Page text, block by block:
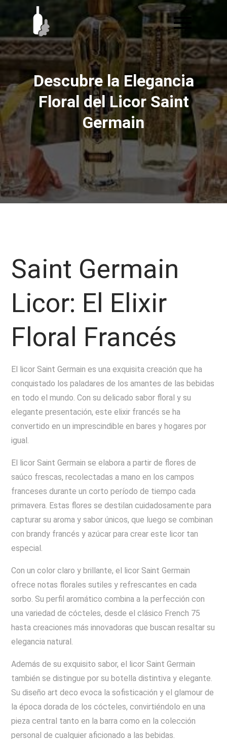
al
contenido
Descubre la Elegancia
Floral del Licor Saint
Germain
Saint Germain
Licor: El Elixir
Floral Francés
El licor Saint Germain es una exquisita creación que ha
conquistado los paladares de los amantes de las bebidas
en todo el mundo. Con su delicado sabor floral y su
elegante presentación, este elixir francés se ha
convertido en un imprescindible en bares y hogares por
igual.
El licor Saint Germain se elabora a partir de flores de
saúco frescas, recolectadas a mano en los campos
franceses durante un corto período de tiempo cada
primavera. Estas flores se destilan cuidadosamente para
capturar su aroma y sabor únicos, que luego se combinan
con brandy francés y azúcar para crear este licor tan
especial.
Con un color claro y brillante, el licor Saint Germain
ofrece notas florales sutiles y refrescantes en cada
sorbo. Su perfil aromático combina a la perfección con
una variedad de cócteles, desde el clásico French 75
hasta creaciones más innovadoras que buscan resaltar su
elegancia natural.
Además de su exquisito sabor, el licor Saint Germain
también se distingue por su botella distintiva y elegante.
Su diseño art deco evoca la sofisticación y el glamour de
la época dorada de los cócteles, convirtiéndolo en una
pieza central tanto en la barra como en la colección
personal de cualquier aficionado a las bebidas.